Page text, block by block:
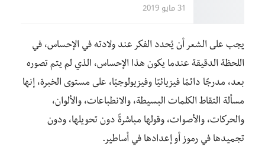
31 مايو 2019
يجب على الشعر أن يُحدد الفكر عند ولادته في الإحساس، في
اللحظة الدقيقة عندما يكون هذا الإحساس، الذي لم يتم تصوره
بعد، مدرجًا دائمًا فيزيائيًا وفيزيولوجيًا، على مستوى الخبرة، إنها
مسألة التقاط الكلمات البسيطة، والانطباعات، والألوان،
والحركات، والأصوات، وقولها مباشرةً دون تحويلها، ودون
تجميدها في رموز أو إعدادها في أساطير.